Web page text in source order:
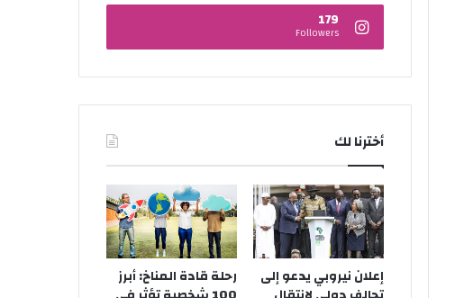
179
Followers
أخترنا لك
إعلان نيروبي يدعو إلى
رحلة قادة المناخ: أبرز